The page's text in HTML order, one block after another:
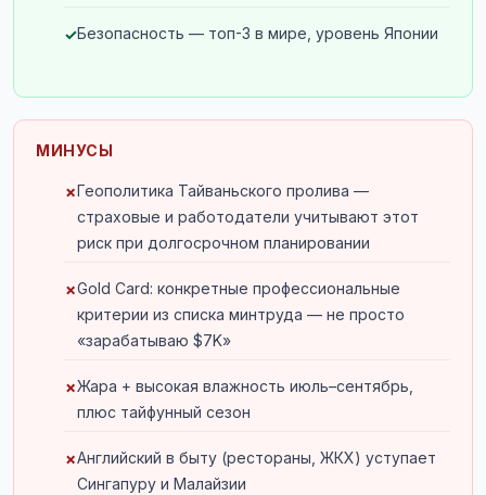
Безопасность — топ-3 в мире, уровень Японии
МИНУСЫ
Геополитика Тайваньского пролива —
страховые и работодатели учитывают этот
риск при долгосрочном планировании
Gold Card: конкретные профессиональные
критерии из списка минтруда — не просто
«зарабатываю $7K»
Жара + высокая влажность июль–сентябрь,
плюс тайфунный сезон
Английский в быту (рестораны, ЖКХ) уступает
Сингапуру и Малайзии